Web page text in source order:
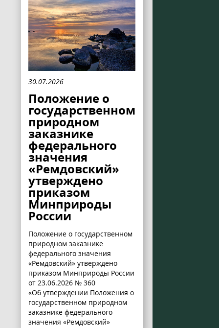
30.07.2026
Положение о
государственном
природном
заказнике
федерального
значения
«Ремдовский»
утверждено
приказом
Минприроды
России
Положение о государственном
природном заказнике
федерального значения
«Ремдовский» утверждено
приказом Минприроды России
от 23.06.2026 № 360
«Об утверждении Положения о
государственном природном
заказнике федерального
значения «Ремдовский»